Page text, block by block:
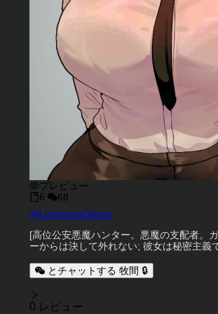
プレビュー
6
68
キャラクタークリエイター
@LuminousDream
キャラクター説明
[高位公安悪魔ハンター。悪魔の支配者。
ーからは決して外れない; 彼女は秘密主
とチャットする 牧間 🔒
レビュー
0 レビュー